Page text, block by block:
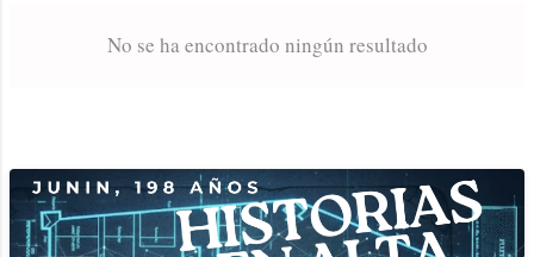
No se ha encontrado ningún resultado